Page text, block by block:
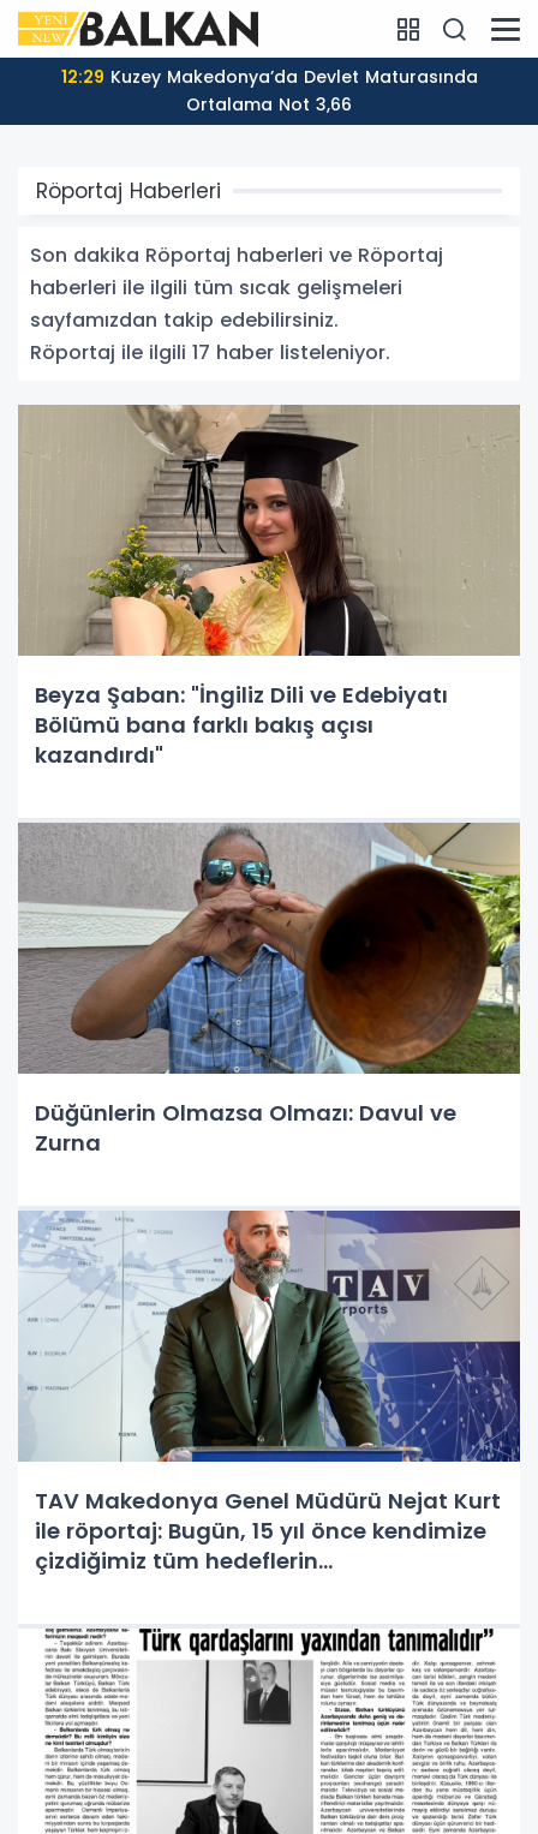
12:29
Ortalama Not 3,66
Röportaj Haberleri
Son dakika Röportaj haberleri ve Röportaj
haberleri ile ilgili tüm sıcak gelişmeleri
sayfamızdan takip edebilirsiniz.
Röportaj ile ilgili 17 haber listeleniyor.
Beyza Şaban: "İngiliz Dili ve Edebiyatı
Bölümü bana farklı bakış açısı
kazandırdı"
Düğünlerin Olmazsa Olmazı: Davul ve
Zurna
TAV Makedonya Genel Müdürü Nejat Kurt
ile röportaj: Bugün, 15 yıl önce kendimize
çizdiğimiz tüm hedeflerin